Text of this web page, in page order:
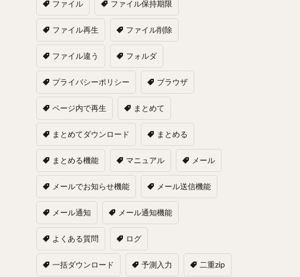
ファイル ファイル保持期限
ファイル再生 ファイル削除
ファイル違う フォルダ
プライバシーポリシー ブラウザ
ページ内で再生 まとめて
まとめてダウンロード まとめる
まとめる機能 マニュアル メール
メールでお知らせ機能 メール送信機能
メール通知 メール通知機能
よくある質問 ログ
一括ダウンロード 予測入力 二重zip